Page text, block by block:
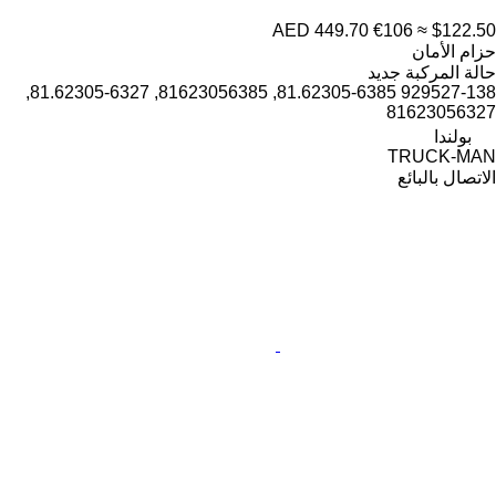
AED 449.70 €106 ≈ $122.50
حزام الأمان
حالة المركبة جديد
929527-138 81.62305-6385, 81623056385, 81.62305-6327,
81623056327
بولندا
TRUCK-MAN
الاتصال بالبائع